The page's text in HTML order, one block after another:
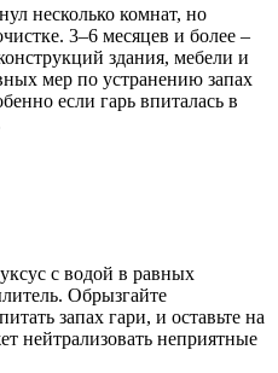
несколько комнат, но
3–6 месяцев и более –
здания, мебели и
мер по устранению запах
если гарь впиталась в
с водой в равных
Обрызгайте
запах гари, и оставьте на
нейтрализовать неприятные